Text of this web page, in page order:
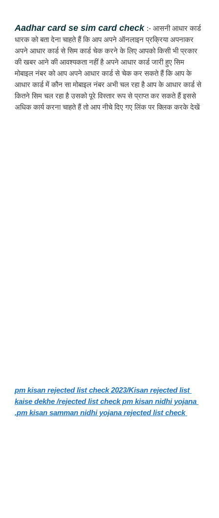
Aadhar card se sim card check :- आसनी आधार कार्ड
धारक को बता देना चाहते हैं कि आप अपने ऑनलाइन प्रक्रिया अपनाकर
अपने आधार कार्ड से सिम कार्ड चेक करने के लिए आपको किसी भी प्रकार
की खबर आने की आवश्यकता नहीं है अपने आधार कार्ड जारी हुए सिम
मोबाइल नंबर को आप अपने आधार कार्ड से चेक कर सकते हैं कि आप के
आधार कार्ड में कौन सा मोबाइल नंबर अभी चल रहा है आप के आधार कार्ड से
कितने सिम चल रहा है उसको पूरे विस्तार रूप से प्राप्त कर सकते हैं इससे
अधिक कार्य करना चाहते हैं तो आप नीचे दिए गए लिंक पर क्लिक करके देखें
pm kisan rejected list check 2023/Kisan rejected list
kaise dekhe /rejected list check pm kisan nidhi yojana
,pm kisan samman nidhi yojana rejected list check